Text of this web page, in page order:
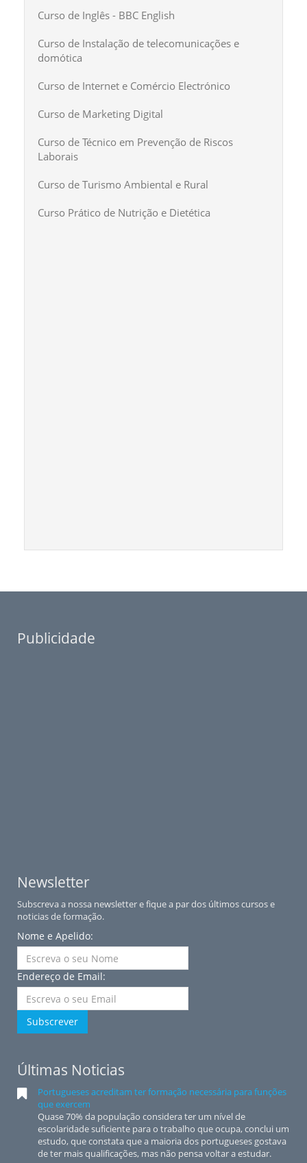
Curso de Inglês - BBC English
Curso de Instalação de telecomunicações e
domótica
Curso de Internet e Comércio Electrónico
Curso de Marketing Digital
Curso de Técnico em Prevenção de Riscos
Laborais
Curso de Turismo Ambiental e Rural
Curso Prático de Nutrição e Dietética
Publicidade
Newsletter
Subscreva a nossa newsletter e fique a par dos últimos cursos e
noticias de formação.
Nome e Apelido:
Endereço de Email:
Subscrever
Últimas Noticias
Portugueses acreditam ter formação necessária para funções
que exercem
Quase 70% da população considera ter um nível de
escolaridade suficiente para o trabalho que ocupa, conclui um
estudo, que constata que a maioria dos portugueses gostava
de ter mais qualificações, mas não pensa voltar a estudar.